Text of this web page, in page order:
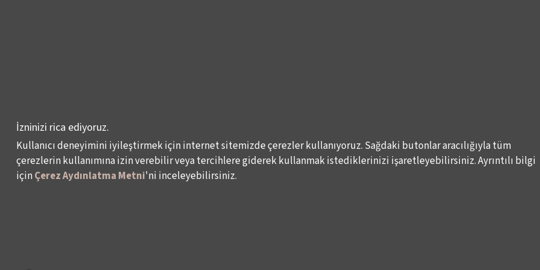
YARIŞMASI
KÜLTÜR POLİTİKALARI
ÇALIŞMALARI
İzninizi rica ediyoruz.
Kullanıcı deneyimini iyileştirmek için internet sitemizde çerezler kullanıyoruz. Sağdaki butonlar aracılığıyla tüm
çerezlerin kullanımına izin verebilir veya tercihlere giderek kullanmak istediklerinizi işaretleyebilirsiniz. Ayrıntılı bilgi
için Çerez Aydınlatma Metni'ni inceleyebilirsiniz.